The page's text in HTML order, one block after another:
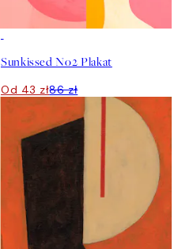
Sunkissed No2 Plakat
Od 43 zł86 zł